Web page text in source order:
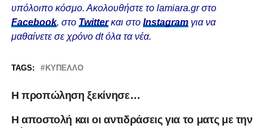
υπόλοιπο κόσμο. Ακολουθήστε το lamiara.gr στο
Facebook, στο Twitterκαι στο Instagram για να
μαθαίνετε σε χρόνο dt όλα τα νέα.
TAGS: ΚΎΠΕΛΛΟ
Η προπώληση ξεκίνησε…
Η αποστολή και οι αντιδράσεις για το ματς με την